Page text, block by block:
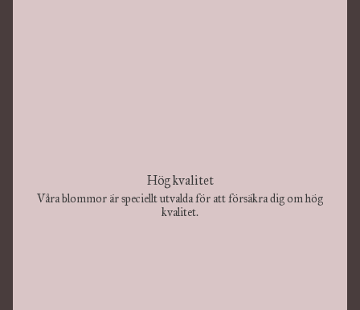
Hög kvalitet
Våra blommor är speciellt utvalda för att försäkra dig om hög
kvalitet.